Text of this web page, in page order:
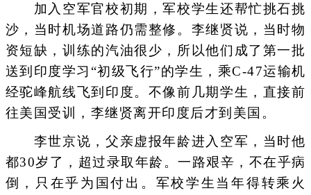
加入空军官校初期，军校学生还帮忙挑石挑
沙，当时机场道路仍需整修。李继贤说，当时物
资短缺，训练的汽油很少，所以他们成了第一批
送到印度学习“初级飞行”的学生，乘C-47运输机
经驼峰航线飞到印度。不像前几期学生，直接前
往美国受训，李继贤离开印度后才到美国。
李世京说，父亲虚报年龄进入空军，当时他
都30岁了，超过录取年龄。一路艰辛，不在乎病
倒，只在乎为国付出。军校学生当年得转乘火